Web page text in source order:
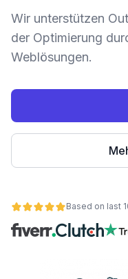
Wir unterstützen
der Optimierung
Weblösungen.
Based on last